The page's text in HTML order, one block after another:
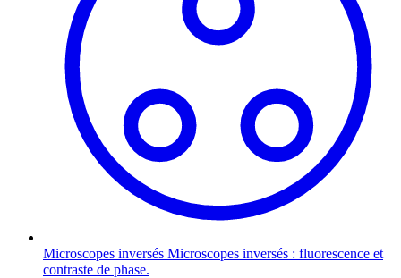
Microscopes inversés Microscopes inversés : fluorescence et
contraste de phase.